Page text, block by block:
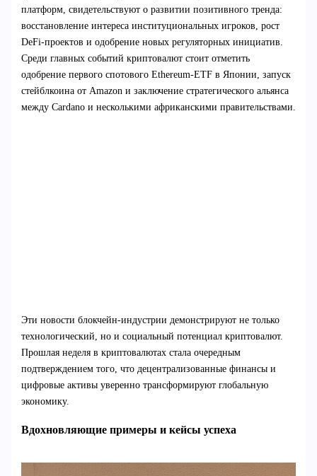
платформ, свидетельствуют о развитии позитивного тренда:
восстановление интереса институциональных игроков, рост
DeFi-проектов и одобрение новых регуляторных инициатив.
Среди главных событий криптовалют стоит отметить
одобрение первого спотового Ethereum-ETF в Японии, запуск
стейблкоина от Amazon и заключение стратегического альянса
между Cardano и несколькими африканскими правительствами.
Эти новости блокчейн-индустрии демонстрируют не только
технологический, но и социальный потенциал криптовалют.
Прошлая неделя в криптовалютах стала очередным
подтверждением того, что децентрализованные финансы и
цифровые активы уверенно трансформируют глобальную
экономику.
Вдохновляющие примеры и кейсы успеха